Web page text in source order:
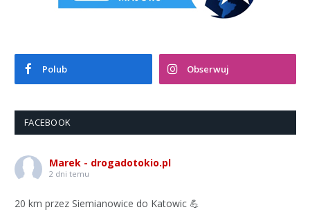
Polub Obserwuj
FACEBOOK
Marek - drogadotokio.pl
2 dni temu
20 km przez Siemianowice do Katowic 💪